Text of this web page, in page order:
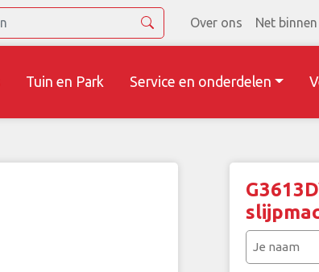
Over ons Net binnen
Tuin en Park Service en onderdelen
naam